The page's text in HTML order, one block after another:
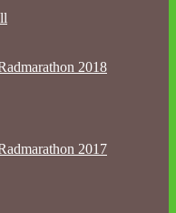
2018
2017